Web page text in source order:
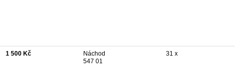
1 500 Kč
Náchod
547 01
31 x